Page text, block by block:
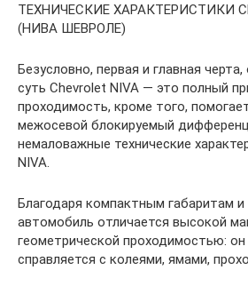
ТЕХНИЧЕСКИЕ ХАРАКТЕРИСТИКИ
(НИВА ШЕВРОЛЕ)
Безусловно, первая и главная
суть Chevrolet NIVA — это полный
проходимость, кроме того,
межосевой блокируемый
немаловажные технические
NIVA.
Благодаря компактным габаритам
автомобиль отличается высокой
геометрической проходимостью: он
справляется с колеями, ямами,